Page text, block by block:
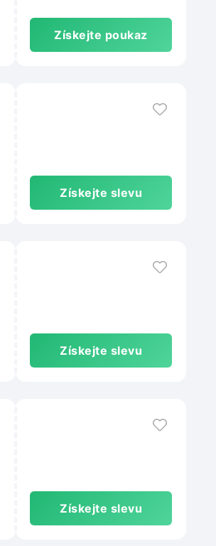
Získejte poukaz
Získejte slevu
Získejte slevu
Získejte slevu